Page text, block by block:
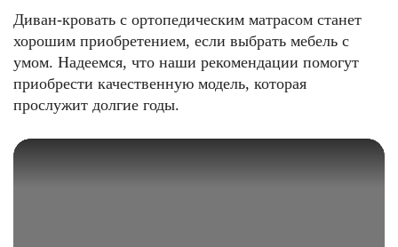
Диван-кровать с ортопедическим матрасом станет
хорошим приобретением, если выбрать мебель с
умом. Надеемся, что наши рекомендации помогут
приобрести качественную модель, которая
прослужит долгие годы.